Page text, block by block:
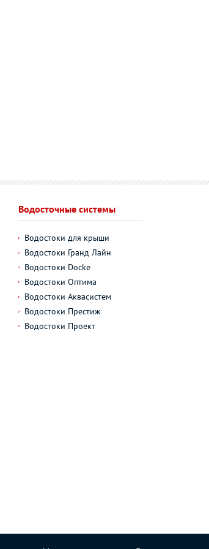
Водосточные системы
Водостоки для крыши
Водостоки Гранд Лайн
Водостоки Docke
Водостоки Оптима
Водостоки Аквасистем
Водостоки Престиж
Водостоки Проект